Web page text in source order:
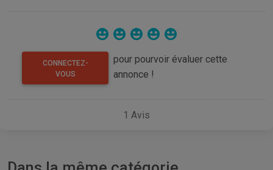
CONNECTEZ-
VOUS
pour pourvoir évaluer cette
annonce !
1 Avis